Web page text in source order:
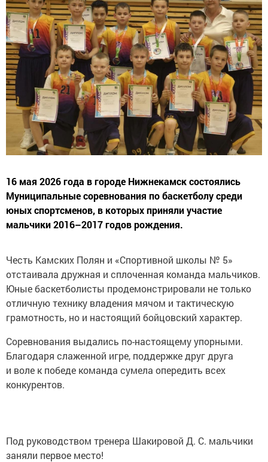
16 мая 2026 года в городе Нижнекамск состоялись
Муниципальные соревнования по баскетболу среди
юных спортсменов, в которых приняли участие
мальчики 2016–2017 годов рождения.
Честь Камских Полян и «Спортивной школы № 5»
отстаивала дружная и сплоченная команда мальчиков.
Юные баскетболисты продемонстрировали не только
отличную технику владения мячом и тактическую
грамотность, но и настоящий бойцовский характер.
Соревнования выдались по-настоящему упорными.
Благодаря слаженной игре, поддержке друг друга
и воле к победе команда сумела опередить всех
конкурентов.
Под руководством тренера Шакировой Д. С. мальчики
заняли первое место!